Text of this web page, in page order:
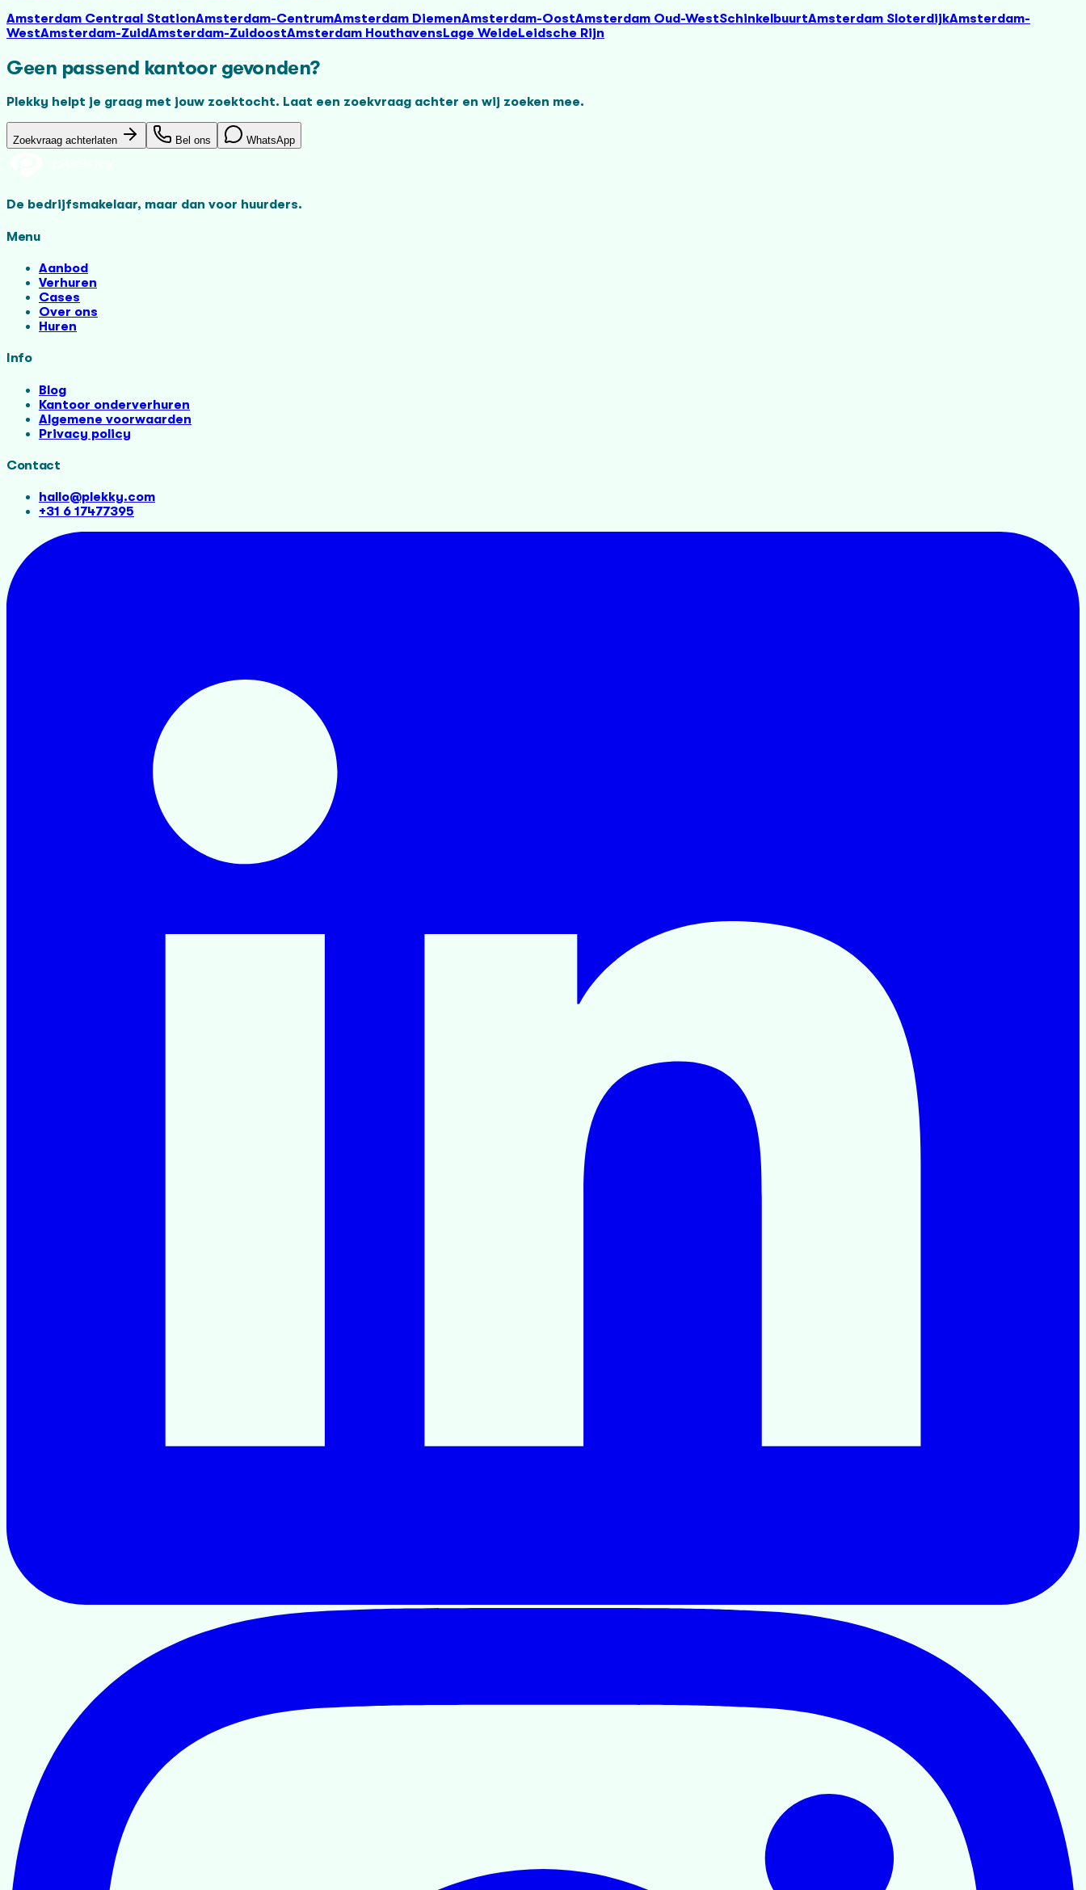
Amsterdam Centraal StationAmsterdam-CentrumAmsterdam DiemenAmsterdam-OostAmsterdam Oud-WestSchinkelbuurtAmsterdam SloterdijkAmsterdam-
WestAmsterdam-ZuidAmsterdam-ZuidoostAmsterdam HouthavensLage WeideLeidsche Rijn
Geen passend kantoor gevonden?
Plekky helpt je graag met jouw zoektocht. Laat een zoekvraag achter en wij zoeken mee.
Zoekvraag achterlaten Bel ons WhatsApp
De bedrijfsmakelaar, maar dan voor huurders.
Menu
Aanbod
Verhuren
Cases
Over ons
Huren
Info
Blog
Kantoor onderverhuren
Algemene voorwaarden
Privacy policy
Contact
hallo@plekky.com
+31 6 17477395